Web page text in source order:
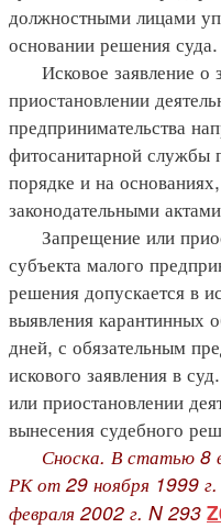
должностными лицами
основании решения суда.
Исковое заявление о
приостановлении
предпринимательства
фитосанитарной службы
порядке и на
законодательными
Запрещение или
субъекта малого
решения допускается в
выявления карантинных
дней, с обязательным
искового заявления в
или приостановлении
вынесения судебного
Сноска. В статью 8
РК от 29 ноября 1999
февраля 2002 г. N 293